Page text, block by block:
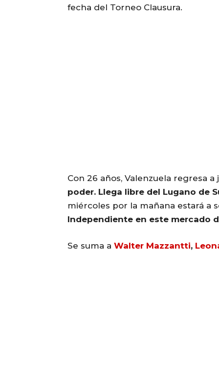
fecha del Torneo Clausura.
Con 26 años, Valenzuela regresa a
poder. Llega libre del Lugano de
miércoles por la mañana estará a
Independiente en este mercado
Se suma a Walter Mazzantti,